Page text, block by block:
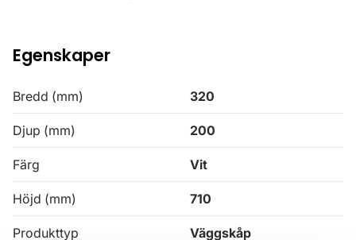
Egenskaper
Bredd (mm) 320
Djup (mm) 200
Färg Vit
Höjd (mm) 710
Produkttyp Väggskåp